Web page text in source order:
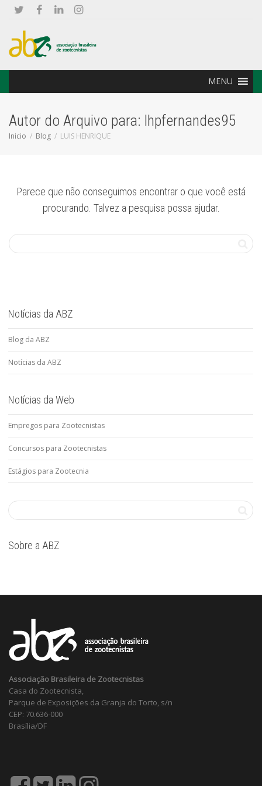
MENU
Autor do Arquivo para: lhpfernandes95
Inicio Blog LUIS HENRIQUE
Parece que não conseguimos encontrar o que você está
procurando. Talvez a pesquisa possa ajudar.
Notícias da ABZ
Blog da ABZ
Notícias da ABZ
Notícias da Web
Empregos para Zootecnistas
Concursos para Zootecnistas
Estágios para Zootecnia
Sobre a ABZ
Associação Brasileira de Zootecnistas
Casa do Zootecnista,
Parque de Exposições da Granja do Torto, s/n
CEP: 70.636-000
Brasília/DF